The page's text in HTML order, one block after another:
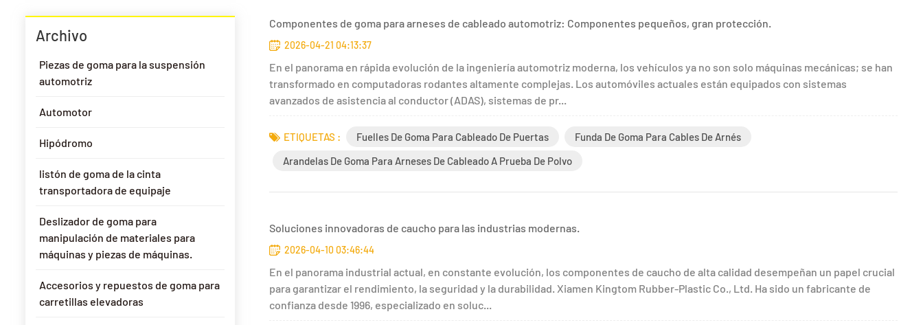
Archivo
Piezas de goma para la suspensión
automotriz
Automotor
Hipódromo
listón de goma de la cinta
transportadora de equipaje
Deslizador de goma para
manipulación de materiales para
máquinas y piezas de máquinas.
Accesorios y repuestos de goma para
carretillas elevadoras
Componentes de goma para arneses de cableado automotriz: Componentes pequeños, gran protección.
2026-04-21 04:13:37
En el panorama en rápida evolución de la ingeniería automotriz moderna, los vehículos ya no son solo máquinas mecánicas; se han
transformado en computadoras rodantes altamente complejas. Los automóviles actuales están equipados con sistemas
avanzados de asistencia al conductor (ADAS), sistemas de pr...
ETIQUETAS : Fuelles De Goma Para Cableado De Puertas
Funda De Goma Para Cables De Arnés
Arandelas De Goma Para Arneses De Cableado A Prueba De Polvo
Soluciones innovadoras de caucho para las industrias modernas.
2026-04-10 03:46:44
En el panorama industrial actual, en constante evolución, los componentes de caucho de alta calidad desempeñan un papel crucial
para garantizar el rendimiento, la seguridad y la durabilidad. Xiamen Kingtom Rubber-Plastic Co., Ltd. Ha sido un fabricante de
confianza desde 1996, especializado en soluc...